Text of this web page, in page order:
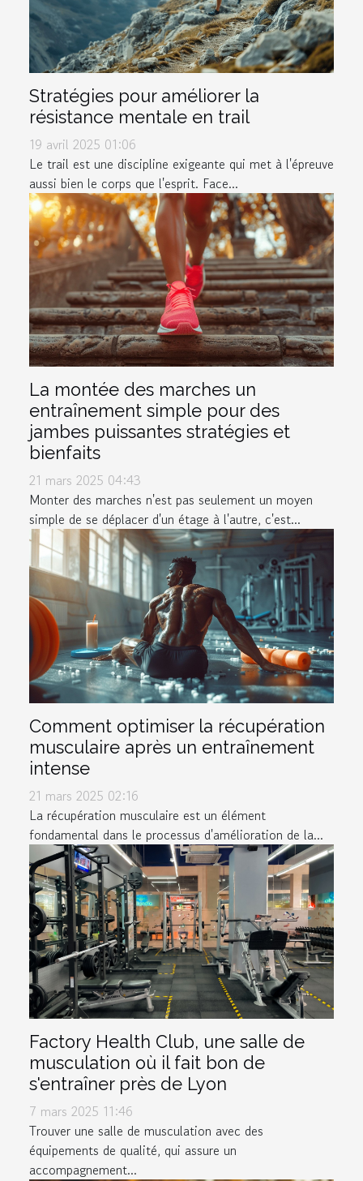
Stratégies pour améliorer la
résistance mentale en trail
19 avril 2025 01:06
Le trail est une discipline exigeante qui met à l'épreuve
aussi bien le corps que l'esprit. Face...
La montée des marches un
entraînement simple pour des
jambes puissantes stratégies et
bienfaits
21 mars 2025 04:43
Monter des marches n'est pas seulement un moyen
simple de se déplacer d'un étage à l'autre, c'est...
Comment optimiser la récupération
musculaire après un entraînement
intense
21 mars 2025 02:16
La récupération musculaire est un élément
fondamental dans le processus d'amélioration de la...
Factory Health Club, une salle de
musculation où il fait bon de
s'entraîner près de Lyon
7 mars 2025 11:46
Trouver une salle de musculation avec des
équipements de qualité, qui assure un
accompagnement...